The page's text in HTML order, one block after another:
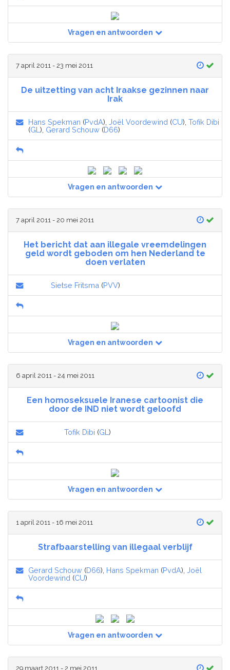
Vragen en antwoorden
7 april 2011 - 23 mei 2011
De uitzetting van acht Iraakse gezinnen naar
Irak
Hans Spekman (PvdA), Joël Voordewind (CU), Tofik Dibi
(GL ), Gerard Schouw (D66)
Vragen en antwoorden
7 april 2011 - 20 mei 2011
Het bericht dat aan illegale vreemdelingen
geld wordt geboden om hen Nederland te
doen verlaten
Sietse Fritsma (PVV)
Vragen en antwoorden
6 april 2011 - 24 mei 2011
Een homoseksuele Iranese cartoonist die
door de IND niet wordt geloofd
Tofik Dibi (GL )
Vragen en antwoorden
1 april 2011 - 16 mei 2011
Strafbaarstelling van illegaal verblijf
Gerard Schouw (D66), Hans Spekman (PvdA), Joël
Voordewind (CU)
Vragen en antwoorden
29 maart 2011 - 2 mei 2011